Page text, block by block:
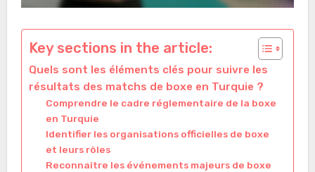
Key sections in the article:
Quels sont les éléments clés pour suivre les
résultats des matchs de boxe en Turquie ?
Comprendre le cadre réglementaire de la boxe
en Turquie
Identifier les organisations officielles de boxe
et leurs rôles
Reconnaître les événements majeurs de boxe